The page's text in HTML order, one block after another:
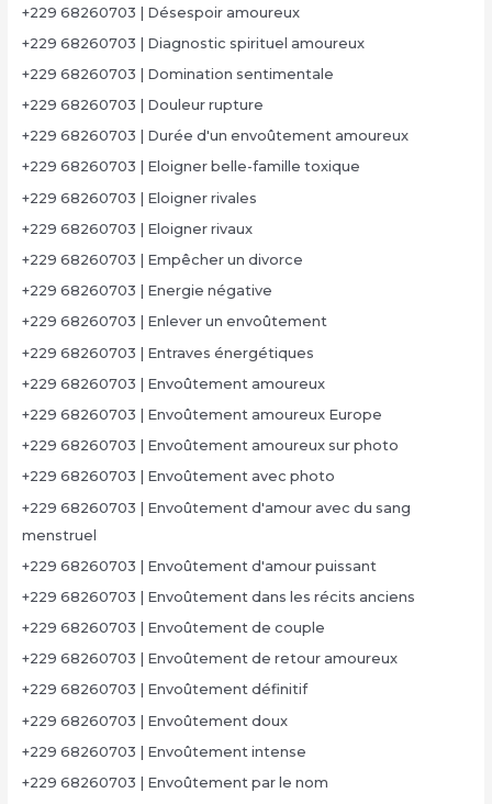
+229 68260703 | Désespoir amoureux
+229 68260703 | Diagnostic spirituel amoureux
+229 68260703 | Domination sentimentale
+229 68260703 | Douleur rupture
+229 68260703 | Durée d'un envoûtement amoureux
+229 68260703 | Eloigner belle-famille toxique
+229 68260703 | Eloigner rivales
+229 68260703 | Eloigner rivaux
+229 68260703 | Empêcher un divorce
+229 68260703 | Energie négative
+229 68260703 | Enlever un envoûtement
+229 68260703 | Entraves énergétiques
+229 68260703 | Envoûtement amoureux
+229 68260703 | Envoûtement amoureux Europe
+229 68260703 | Envoûtement amoureux sur photo
+229 68260703 | Envoûtement avec photo
+229 68260703 | Envoûtement d'amour avec du sang
menstruel
+229 68260703 | Envoûtement d'amour puissant
+229 68260703 | Envoûtement dans les récits anciens
+229 68260703 | Envoûtement de couple
+229 68260703 | Envoûtement de retour amoureux
+229 68260703 | Envoûtement définitif
+229 68260703 | Envoûtement doux
+229 68260703 | Envoûtement intense
+229 68260703 | Envoûtement par le nom